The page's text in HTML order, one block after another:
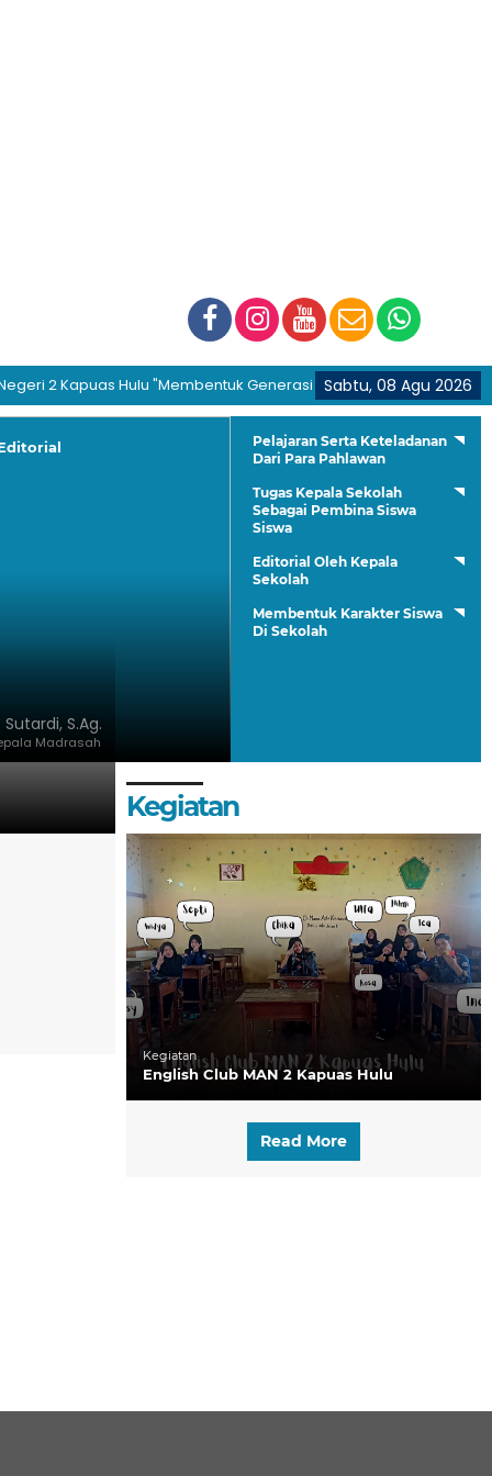
Sabtu, 08 Agu 2026
Kapuas Hulu "Membentuk Generasi Hijrah dan Berakhlakul Qur'ani"
Sutardi, S.Ag.
Madrasah
Pelajaran Serta Keteladanan
Dari Para Pahlawan
Tugas Kepala Sekolah
Sebagai Pembina Siswa
Siswa
Editorial Oleh Kepala
Sekolah
Membentuk Karakter Siswa
Di Sekolah
Kegiatan
Kegiatan
English Club MAN 2 Kapuas Hulu
Read More